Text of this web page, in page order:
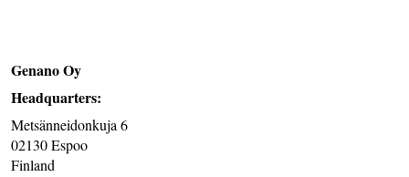
Genano Oy
Headquarters:
Metsänneidonkuja 6
02130 Espoo
Finland